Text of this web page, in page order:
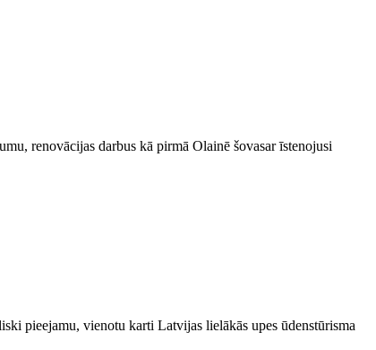
renovācijas darbus kā pirmā Olainē šovasar īstenojusi
pieejamu, vienotu karti Latvijas lielākās upes ūdenstūrisma